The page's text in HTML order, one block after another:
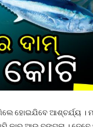
ହୋଇଯିବେ ଆଶ୍ଚର୍ଯ୍ୟ ।